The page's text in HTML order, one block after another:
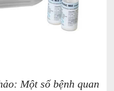
Một số bệnh quan